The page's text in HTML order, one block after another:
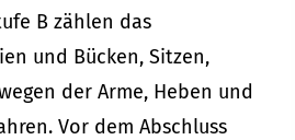
B zählen das
und Bücken, Sitzen,
der Arme, Heben und
Vor dem Abschluss